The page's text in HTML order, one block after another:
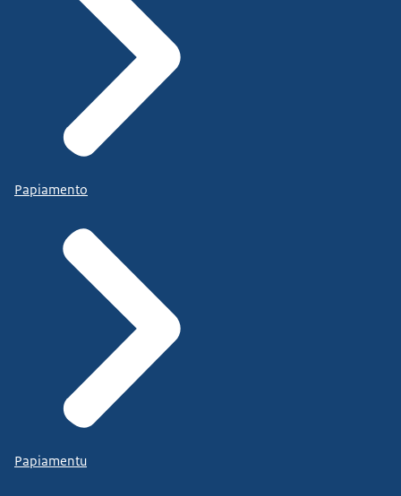
Papiamento
Papiamentu